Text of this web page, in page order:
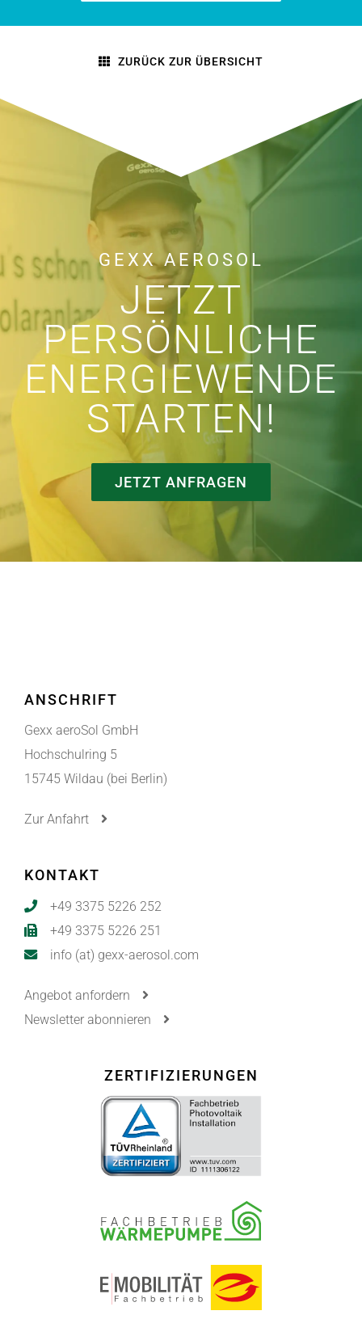
ZURÜCK ZUR ÜBERSICHT
GEXX AEROSOL
JETZT
PERSÖNLICHE
ENERGIEWENDE
STARTEN!
JETZT ANFRAGEN
ANSCHRIFT
Gexx aeroSol GmbH
Hochschulring 5
15745 Wildau (bei Berlin)
Zur Anfahrt
KONTAKT
+49 3375 5226 252
+49 3375 5226 251
info (at) gexx-aerosol.com
Angebot anfordern
Newsletter abonnieren
ZERTIFIZIERUNGEN